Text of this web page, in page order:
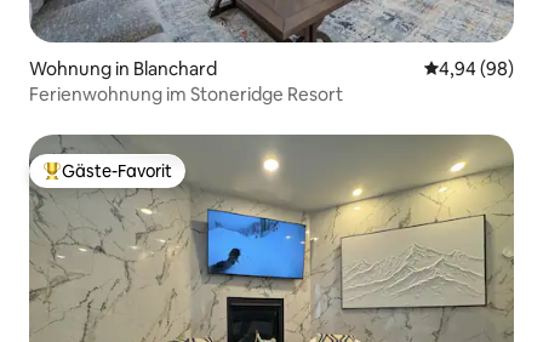
Wohnung in Blanchard
4,94 (98)
Ferienwohnung im Stoneridge Resort
Beliebter Gäste-Favorit.
Gäste-Favorit